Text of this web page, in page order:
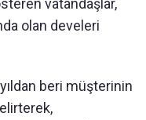
olan develeri
beri müşterinin